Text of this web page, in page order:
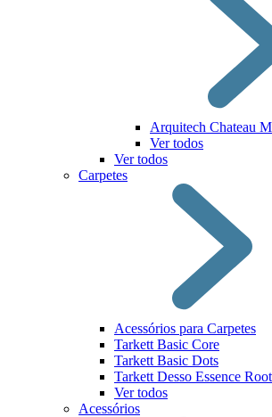
Arquitech Chateau
Ver todos
Ver todos
Carpetes
Acessórios para Carpetes
Tarkett Basic Core
Tarkett Basic Dots
Tarkett Desso Essence
Ver todos
Acessórios